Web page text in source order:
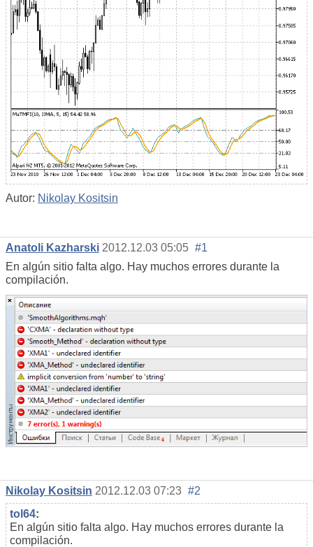
Autor: Nikolay Kositsin
Anatoli Kazharski 2012.12.03 05:05 #1
En algún sitio falta algo. Hay muchos errores durante la
compilación.
Nikolay Kositsin 2012.12.03 07:23 #2
tol64:
En algún sitio falta algo. Hay muchos errores durante la
compilación.